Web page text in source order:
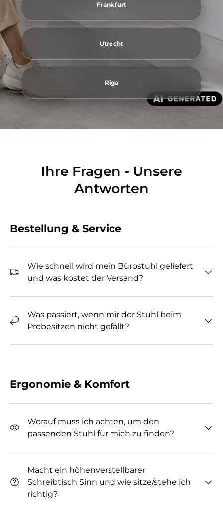
Frankfurt
Utrecht
Riga
Ihre Fragen - Unsere
Antworten
Bestellung & Service
Wie schnell wird mein Bürostuhl geliefert
und was kostet der Versand?
Was passiert, wenn mir der Stuhl beim
Probesitzen nicht gefällt?
Ergonomie & Komfort
Worauf muss ich achten, um den
passenden Stuhl für mich zu finden?
Macht ein höhenverstellbarer
Schreibtisch Sinn und wie sitze/stehe ich
richtig?